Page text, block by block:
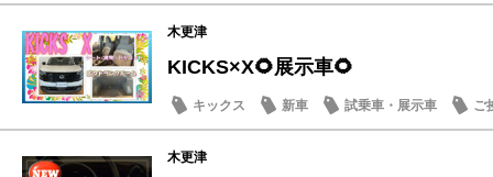
木更津
KICKS×X🌻展示車🌻
キックス 新車 試乗車・展示車 ご
木更津